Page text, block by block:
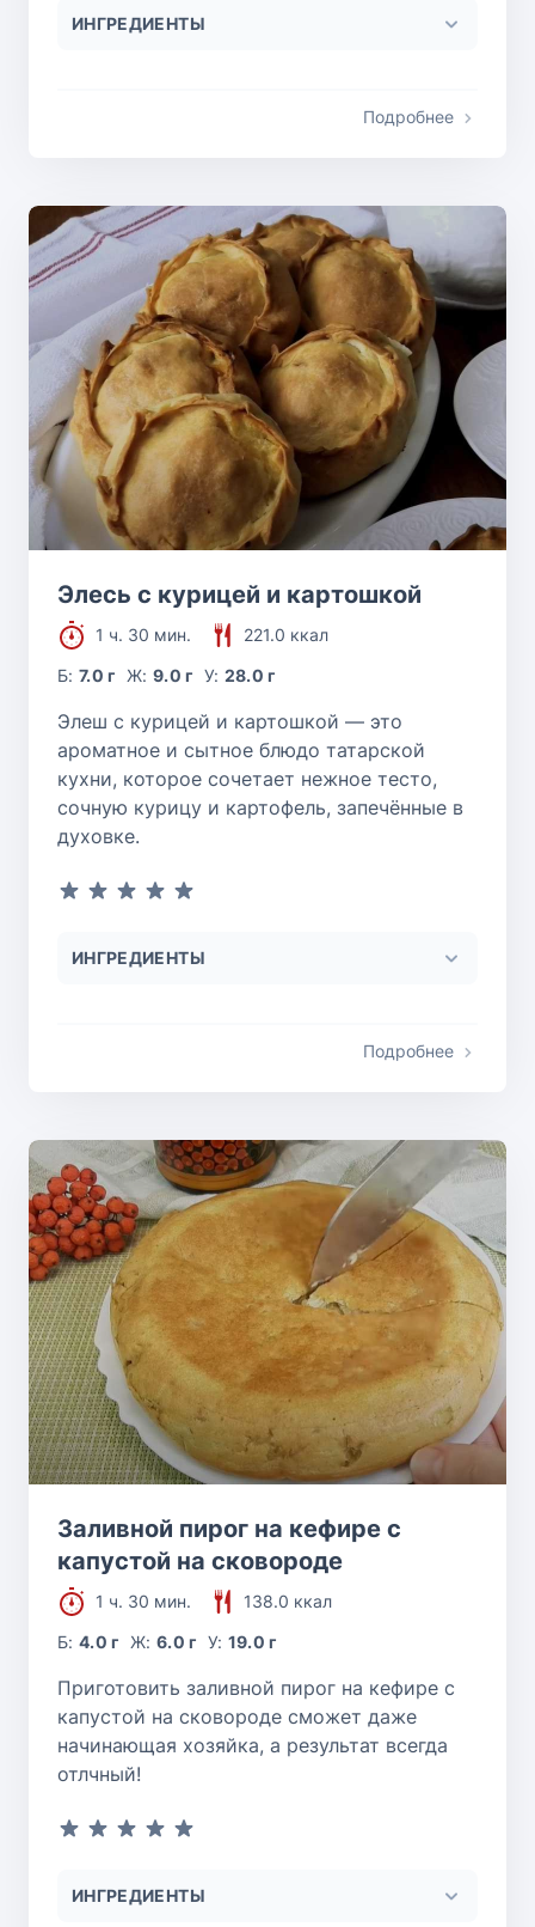
ИНГРЕДИЕНТЫ
Подробнее
Элесь с курицей и картошкой
1 ч. 30 мин.
221.0 ккал
Б:7.0 г Ж: 9.0 г У: 28.0 г
Элеш с курицей и картошкой — это
ароматное и сытное блюдо татарской
кухни, которое сочетает нежное тесто,
сочную курицу и картофель, запечённые в
духовке.
ИНГРЕДИЕНТЫ
Подробнее
Заливной пирог на кефире с
капустой на сковороде
1 ч. 30 мин.
138.0 ккал
Б:4.0 г Ж: 6.0 г У: 19.0 г
Приготовить заливной пирог на кефире с
капустой на сковороде сможет даже
начинающая хозяйка, а результат всегда
отлчный!
ИНГРЕДИЕНТЫ